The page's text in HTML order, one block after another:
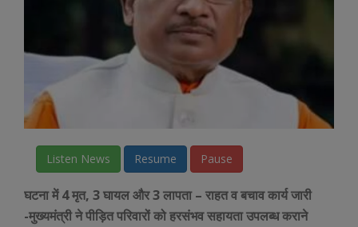
Listen News Resume Pause
घटना में 4 मृत, 3 घायल और 3 लापता – राहत व बचाव कार्य जारी
-मुख्यमंत्री ने पीड़ित परिवारों को हरसंभव सहायता उपलब्ध कराने